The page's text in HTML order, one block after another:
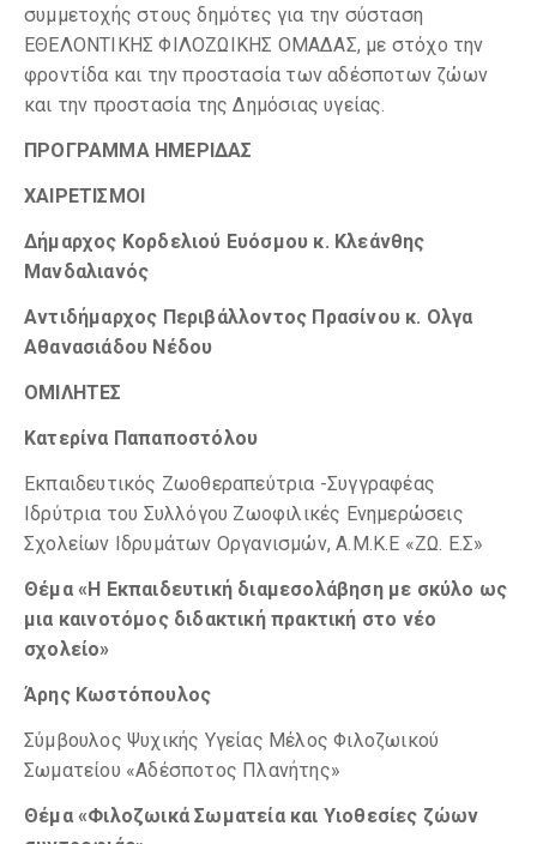
συμμετοχής στους δημότες για την σύσταση
ΕΘΕΛΟΝΤΙΚΗΣ ΦΙΛΟΖΩΙΚΗΣ ΟΜΑΔΑΣ, με στόχο την
φροντίδα και την προστασία των αδέσποτων ζώων
και την προστασία της Δημόσιας υγείας.
ΠΡΟΓΡΑΜΜΑ ΗΜΕΡΙΔΑΣ
ΧΑΙΡΕΤΙΣΜΟΙ
Δήμαρχος Κορδελιού Ευόσμου κ. Κλεάνθης
Μανδαλιανός
Αντιδήμαρχος Περιβάλλοντος Πρασίνου κ. Ολγα
Αθανασιάδου Νέδου
ΟΜΙΛΗΤΕΣ
Κατερίνα Παπαποστόλου
Εκπαιδευτικός Ζωοθεραπεύτρια -Συγγραφέας
Ιδρύτρια του Συλλόγου Ζωοφιλικές Ενημερώσεις
Σχολείων Ιδρυμάτων Οργανισμών, Α.Μ.Κ.Ε «ΖΩ. Ε.Σ»
Θέμα «Η Εκπαιδευτική διαμεσολάβηση με σκύλο ως
μια καινοτόμος διδακτική πρακτική στο νέο
σχολείο»
Άρης Κωστόπουλος
Σύμβουλος Ψυχικής Υγείας Μέλος Φιλοζωικού
Σωματείου «Αδέσποτος Πλανήτης»
Θέμα «Φιλοζωικά Σωματεία και Υιοθεσίες ζώων